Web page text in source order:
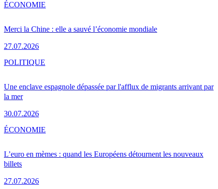
Merci la Chine : elle a sauvé l’économie mondiale
27.07.2026
ÉCONOMIE
Une enclave espagnole dépassée par l'afflux de migrants arrivant par
la mer
30.07.2026
POLITIQUE
L’euro en mèmes : quand les Européens détournent les nouveaux
billets
27.07.2026
ÉCONOMIE